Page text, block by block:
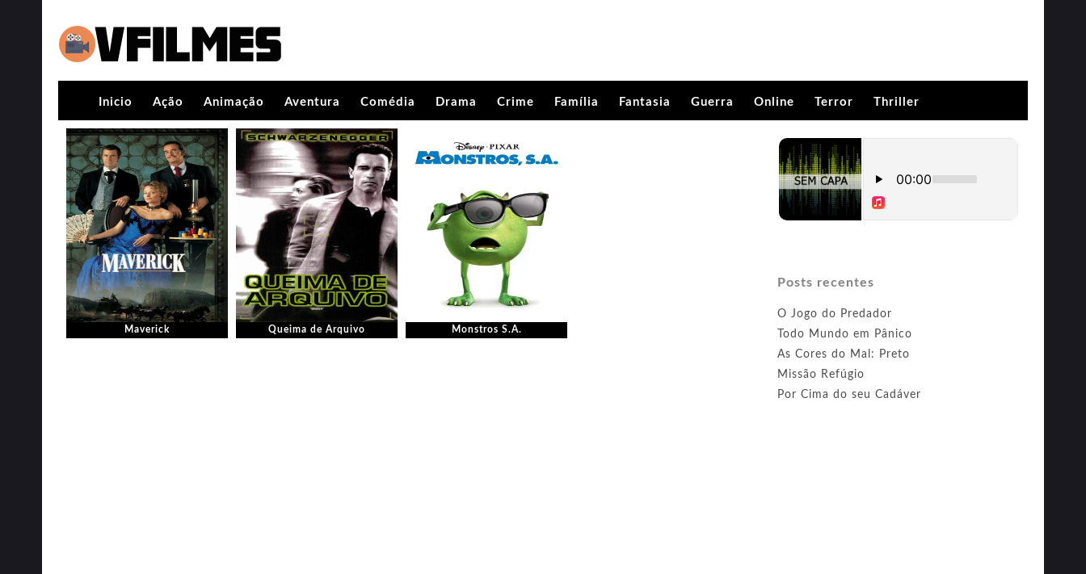
Inicio Ação Animação Aventura Comédia Drama Crime Família Fantasia Guerra Online Terror Thriller
Maverick Queima de Arquivo Monstros S.A.
Posts recentes
O Jogo do Predador
Todo Mundo em Pânico
As Cores do Mal: Preto
Missão Refúgio
Por Cima do seu Cadáver